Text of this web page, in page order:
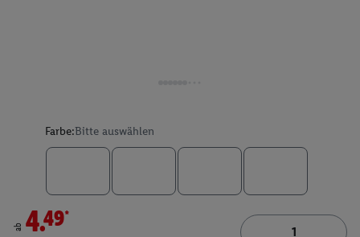
Farbe:Bitte auswählen
ab 4.49*